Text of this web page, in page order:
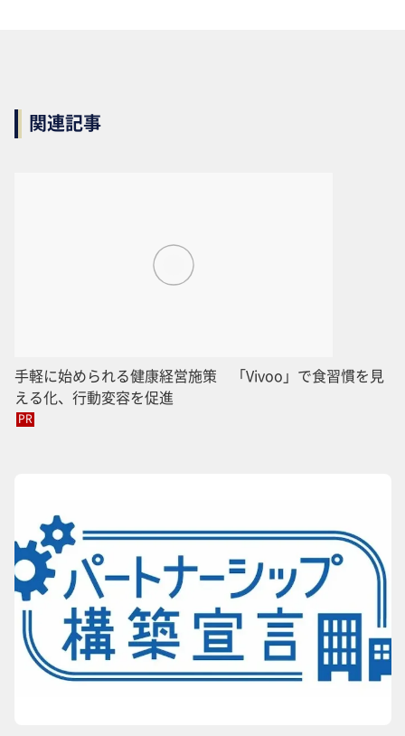
関連記事
手軽に始められる健康経営施策 「Vivoo」で食習慣を見
える化、行動変容を促進
PR